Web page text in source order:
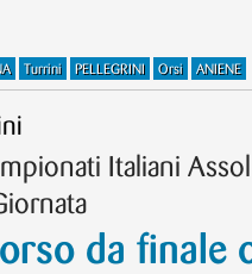
Turrini PELLEGRINI Orsi ANIENE
Italiani
da finale